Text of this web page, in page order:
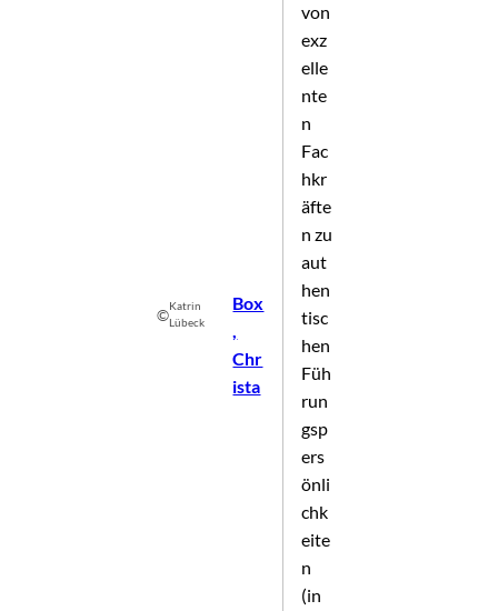
©Katrin
Lübeck
Box
,
Chr
ista
von
exz
elle
nte
n
Fac
hkr
äfte
n zu
aut
hen
tisc
hen
Füh
run
gsp
ers
önli
chk
eite
n
(in